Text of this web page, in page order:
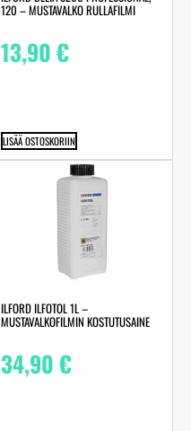
120 – MUSTAVALKO RULLAFILMI
13,90€
LISÄÄ OSTOSKORIIN
ILFORD ILFOTOL 1L –
MUSTAVALKOFILMIN KOSTUTUSAINE
34,90€